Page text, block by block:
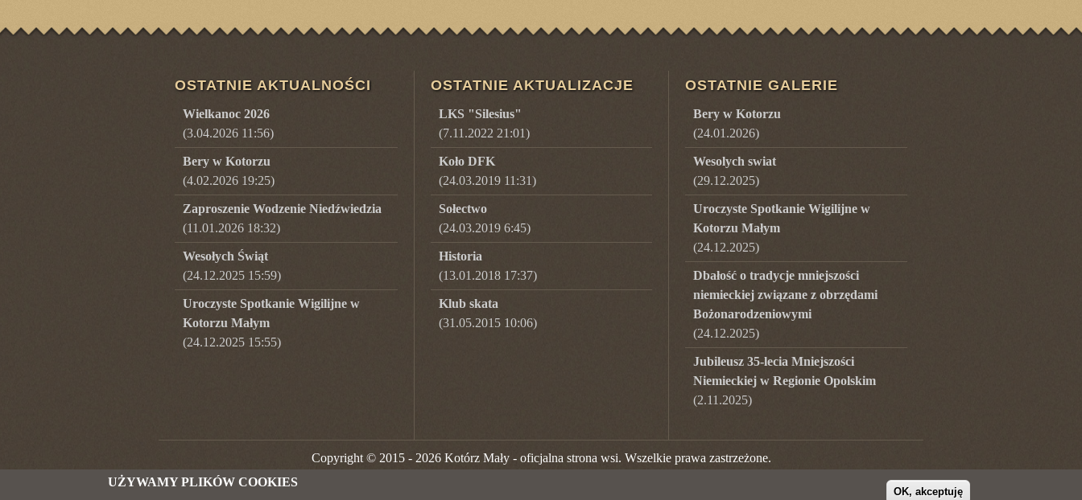
OSTATNIE AKTUALNOŚCI
Wielkanoc 2026
(3.04.2026 11:56)
Bery w Kotorzu
(4.02.2026 19:25)
Zaproszenie Wodzenie Niedźwiedzia
(11.01.2026 18:32)
Wesołych Świąt
(24.12.2025 15:59)
Uroczyste Spotkanie Wigilijne w
Kotorzu Małym
(24.12.2025 15:55)
OSTATNIE AKTUALIZACJE
LKS "Silesius"
(7.11.2022 21:01)
Koło DFK
(24.03.2019 11:31)
Sołectwo
(24.03.2019 6:45)
Historia
(13.01.2018 17:37)
Klub skata
(31.05.2015 10:06)
OSTATNIE GALERIE
Bery w Kotorzu
(24.01.2026)
Wesolych swiat
(29.12.2025)
Uroczyste Spotkanie Wigilijne w
Kotorzu Małym
(24.12.2025)
Dbałość o tradycje mniejszości
niemieckiej związane z obrzędami
Bożonarodzeniowymi
(24.12.2025)
Jubileusz 35-lecia Mniejszości
Niemieckiej w Regionie Opolskim
(2.11.2025)
Copyright © 2015 - 2026 Kotórz Mały - oficjalna strona wsi. Wszelkie prawa zastrzeżone.
W tej chwili jest 0 użytkowników na stronie.
UŻYWAMY PLIKÓW COOKIES
OK, akceptuję